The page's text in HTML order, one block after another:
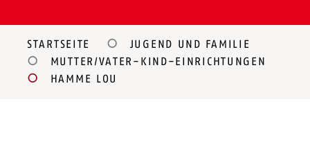
STARTSEITE
JUGEND UND FAMILIE
MUTTER/VATER-KIND-EINRICHTUNGEN
HAMME LOU